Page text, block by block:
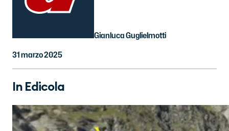
Gianluca Guglielmotti
31 marzo 2025
In Edicola